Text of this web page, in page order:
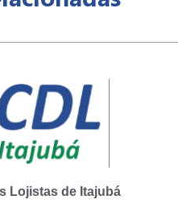
Lojistas de Itajubá